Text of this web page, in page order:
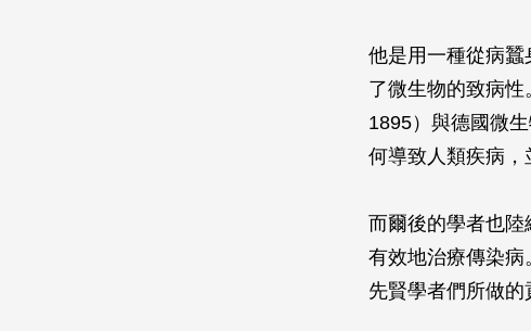
他是用一種從病
了微生物的致病
1895）與德國微
何導致人類疾病，
而爾後的學者也
有效地治療傳染
先賢學者們所做的